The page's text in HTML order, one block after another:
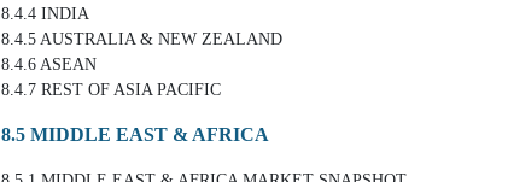
8.4.4 INDIA
8.4.5 AUSTRALIA & NEW ZEALAND
8.4.6 ASEAN
8.4.7 REST OF ASIA PACIFIC
8.5 MIDDLE EAST & AFRICA